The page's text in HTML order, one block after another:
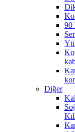
90
Diğer